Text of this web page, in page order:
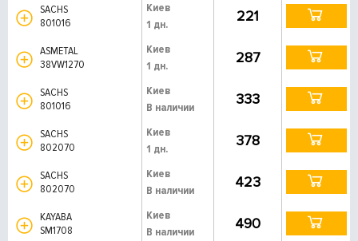
SACHS
801016
Киев
1 дн.
221
ASMETAL
38VW1270
Киев
1 дн.
287
SACHS
801016
Киев
В наличии
333
SACHS
802070
Киев
1 дн.
378
SACHS
802070
Киев
В наличии
423
KAYABA
SM1708
Киев
В наличии
490